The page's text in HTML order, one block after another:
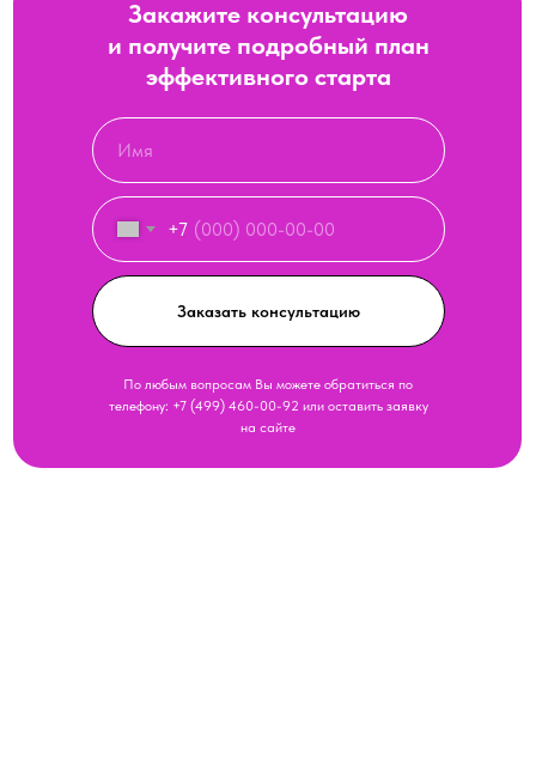
По любым вопросам Вы можете обратиться по
телефону: +7 (499) 460-00-92 или оставить заявку
на сайте
Закажите консультацию
и получите подробный план
эффективного старта
+7
Заказать консультацию